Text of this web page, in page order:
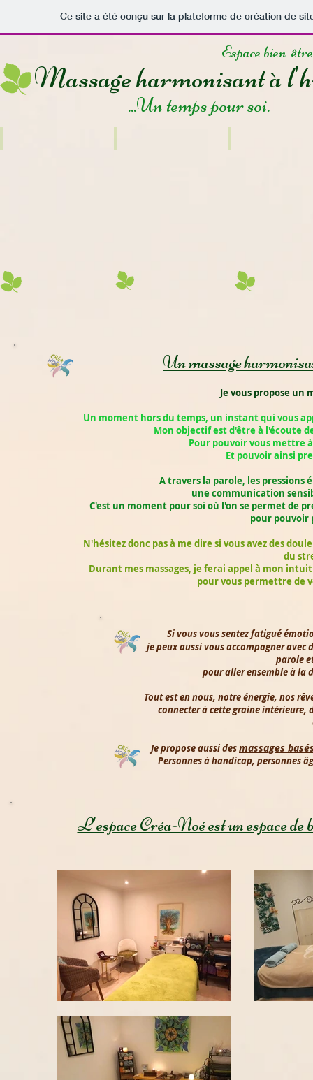
Ce site a été conçu sur la plateforme de création de
Espace bien-
Massage harmonisant à
...Un temps pour soi.
Un massage
Je vous propose un
Un moment hors du temps, un instant qui vous
Mon objectif est d'être à l'écoute
Pour pouvoir vous mettre
Et pouvoir ainsi
A travers la parole, les
une communication
C'est un moment pour soi où l'on se permet de
pour
N'hésitez donc pas à me dire si vous avez des
du
Durant mes massages, je ferai appel à mon
pour vous permettre de
Si vous vous sentez fatigué
je peux aussi vous accompagner avec
parole
pour aller ensemble à la
Tout est en nous, notre énergie, nos
connecter à cette graine intérieure,
Je propose aussi desmassages
Personnes à handicap, personnes
L'espace Créa-Noé est un espace de